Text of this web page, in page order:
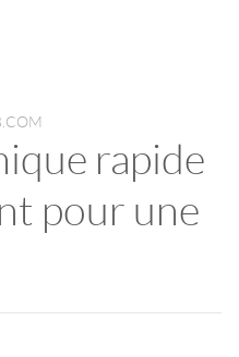
rapide
pour une